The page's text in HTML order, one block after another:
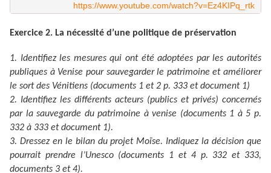
https://www.youtube.com/watch?v=Ez4KIPq_rtk
Exercice 2. La nécessité d’une politique de préservation
1. Identifiez les mesures qui ont été adoptées par les autorités
publiques à Venise pour sauvegarder le patrimoine et améliorer
le sort des Vénitiens (documents 1 et 2 p. 333 et document 1)
2. Identifiez les différents acteurs (publics et privés) concernés
par la sauvegarde du patrimoine à venise (documents 1 à 5 p.
332 à 333 et document 1).
3. Dressez en le bilan du projet Moïse. Indiquez la décision que
pourrait prendre l’Unesco (documents 1 et 4 p. 332 et 333,
documents 3 et 4).